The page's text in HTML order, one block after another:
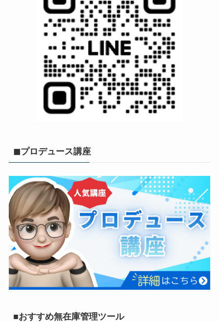
◼︎プロデュース講座
■おすすめ無在庫管理ツール